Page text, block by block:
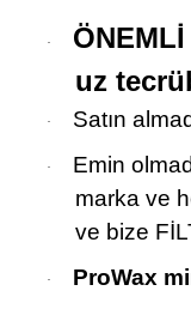
·
uz
· Satın
·
Emin
marka ve
ve bize
· ProWax